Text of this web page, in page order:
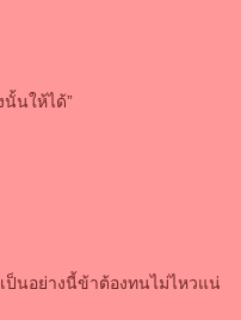
นให้ได้”
ป็นอย่างนี้ข้าต้องทนไม่ไหวแน่